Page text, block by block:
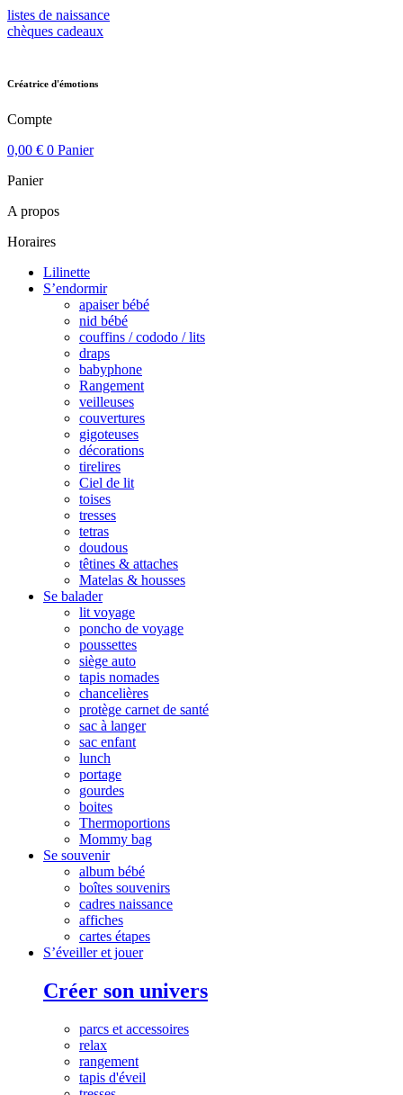
Aller
au
listes de naissance
chèques cadeaux
Créatrice d'émotions
Compte
0,00 € 0 Panier
Panier
A propos
Horaires
Lilinette
S’endormir
apaiser bébé
nid bébé
couffins / cododo / lits
draps
babyphone
Rangement
veilleuses
couvertures
gigoteuses
décorations
tirelires
Ciel de lit
toises
tresses
tetras
doudous
têtines & attaches
Matelas & housses
Se balader
lit voyage
poncho de voyage
poussettes
siège auto
tapis nomades
chancelières
protège carnet de santé
sac à langer
sac enfant
lunch
portage
gourdes
boites
Thermoportions
Mommy bag
Se souvenir
album bébé
boîtes souvenirs
cadres naissance
affiches
cartes étapes
S’éveiller et jouer
Créer son univers
parcs et accessoires
relax
rangement
tapis d'éveil